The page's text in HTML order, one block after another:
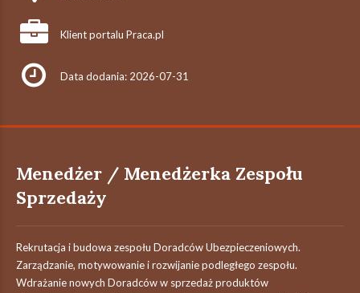
Klient portalu Praca.pl
Data dodania: 2026-07-31
Menedżer / Menedżerka Zespołu
Sprzedaży
Rekrutacja i budowa zespołu Doradców Ubezpieczeniowych.
Zarządzanie, motywowanie i rozwijanie podległego zespołu.
Wdrażanie nowych Doradców w sprzedaż produktów